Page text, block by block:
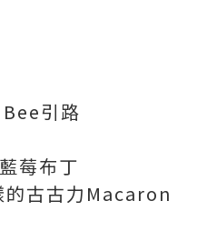
引路
莓布丁
的古古力Macaron